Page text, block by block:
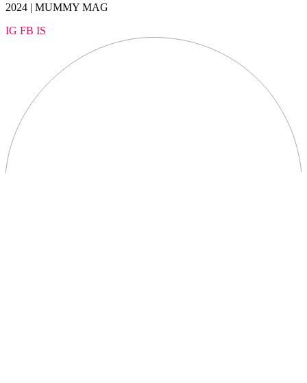
2024 | MUMMY MAG
IG FB IS